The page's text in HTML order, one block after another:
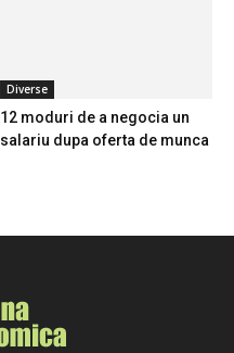
Diverse
12 moduri de a negocia un
salariu dupa oferta de munca